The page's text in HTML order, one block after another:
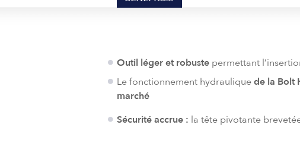
Outil léger et robustepermettant
Le fonctionnement hydrauliquede la Bolt
marché
Sécurité accrue : la tête pivotante